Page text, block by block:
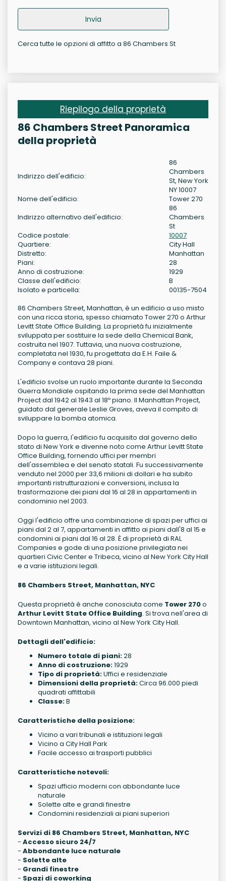
Invia
Cerca tutte le opzioni di affitto a 86 Chambers St
Riepilogo della proprietà
86 Chambers Street Panoramica
della proprietà
Indirizzo dell'edificio:
86
Chambers
St, New York
NY 10007
Nome dell'edificio:
Tower 270
Indirizzo alternativo dell'edificio:
86
Chambers
St
Codice postale:
10007
Quartiere:
City Hall
Distretto:
Manhattan
Piani:
28
Anno di costruzione:
1929
Classe dell'edificio:
B
Isolato e particella:
00135-7504
86 Chambers Street, Manhattan, è un edificio a uso misto
con una ricca storia, spesso chiamato Tower 270 o Arthur
Levitt State Office Building. La proprietà fu inizialmente
sviluppata per sostituire la sede della Chemical Bank,
costruita nel 1907. Tuttavia, una nuova costruzione,
completata nel 1930, fu progettata da E.H. Faile &
Company e contava 28 piani.
L'edificio svolse un ruolo importante durante la Seconda
Guerra Mondiale ospitando la prima sede del Manhattan
Project dal 1942 al 1943 al 18º piano. Il Manhattan Project,
guidato dal generale Leslie Groves, aveva il compito di
sviluppare la bomba atomica.
Dopo la guerra, l'edificio fu acquisito dal governo dello
stato di New York e divenne noto come Arthur Levitt State
Office Building, fornendo uffici per membri
dell'assemblea e del senato statali. Fu successivamente
venduto nel 2000 per 33,6 milioni di dollari e ha subito
importanti ristrutturazioni e conversioni, inclusa la
trasformazione dei piani dal 16 al 28 in appartamenti in
condominio nel 2003.
Oggi l'edificio offre una combinazione di spazi per uffici ai
piani dal 2 al 7, appartamenti in affitto ai piani dall'8 al 15 e
condomini ai piani dal 16 al 28. È di proprietà di RAL
Companies e gode di una posizione privilegiata nei
quartieri Civic Center e Tribeca, vicino al New York City Hall
e a varie istituzioni legali.
86 Chambers Street, Manhattan, NYC
Questa proprietà è anche conosciuta come Tower 270o
Arthur Levitt State Office Building. Si trova nell'area di
Downtown Manhattan, vicino al New York City Hall.
Dettagli dell'edificio:
Numero totale di piani:28
Anno di costruzione:1929
Tipo di proprietà:Uffici e residenziale
Dimensioni della proprietà:Circa 96.000 piedi
quadrati affittabili
Classe:B
Caratteristiche della posizione:
Vicino a vari tribunali e istituzioni legali
Vicino a City Hall Park
Facile accesso ai trasporti pubblici
Caratteristiche notevoli:
Spazi ufficio moderni con abbondante luce
naturale
Solette alte e grandi finestre
Condomini residenziali ai piani superiori
Servizi di 86 Chambers Street, Manhattan, NYC
- Accesso sicuro 24/7
- Abbondante luce naturale
- Solette alte
- Grandi finestre
- Spazi di coworking